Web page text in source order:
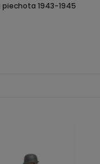
piechota 1943-1945